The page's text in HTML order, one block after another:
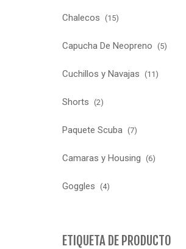
Chalecos (15)
Capucha De Neopreno (5)
Cuchillos y Navajas (11)
Shorts (2)
Paquete Scuba (7)
Camaras y Housing (6)
Goggles (4)
ETIQUETA DE PRODUCTO